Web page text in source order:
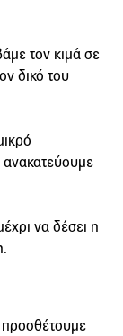
τον κιμά σε
δικό του
ανακατεύουμε
να δέσει η